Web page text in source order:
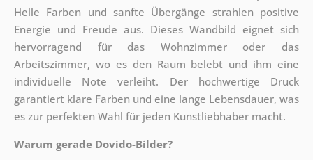
Helle Farben und sanfte Übergänge strahlen positive
Energie und Freude aus. Dieses Wandbild eignet sich
hervorragend für das Wohnzimmer oder das
Arbeitszimmer, wo es den Raum belebt und ihm eine
individuelle Note verleiht. Der hochwertige Druck
garantiert klare Farben und eine lange Lebensdauer, was
es zur perfekten Wahl für jeden Kunstliebhaber macht.
Warum gerade Dovido-Bilder?